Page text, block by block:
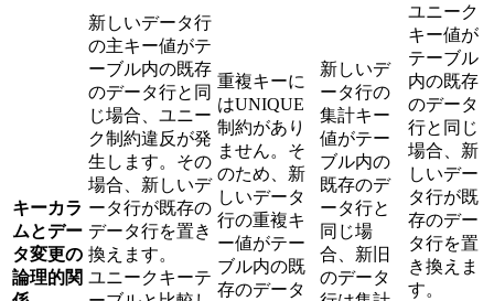
キーカラ
ムとデー
タ変更の
論理的関
新しいデータ行
の主キー値がテ
ーブル内の既存
のデータ行と同
じ場合、ユニー
ク制約違反が発
生します。その
場合、新しいデ
ータ行が既存の
データ行を置き
換えます。
ユニークキーテ
重複キーに
はUNIQUE
制約があり
ません。そ
のため、新
しいデータ
行の重複キ
ー値がテー
ブル内の既
存のデータ
新しいデ
ータ行の
集計キー
値がテー
ブル内の
既存のデ
ータ行と
同じ場
合、新旧
のデータ
ユニーク
キー値が
テーブル
内の既存
のデータ
行と同じ
場合、新
しいデー
タ行が既
存のデー
タ行を置
き換えま
す。